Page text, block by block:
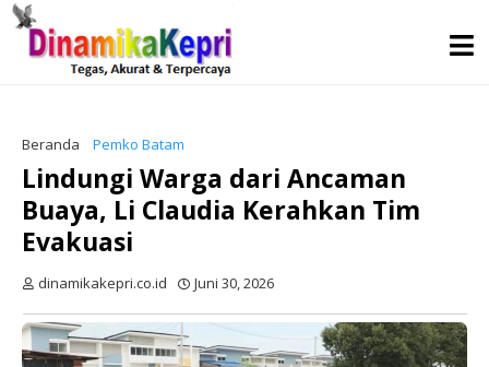
Beranda Pemko Batam
Lindungi Warga dari Ancaman
Buaya, Li Claudia Kerahkan Tim
Evakuasi
dinamikakepri.co.id Juni 30, 2026